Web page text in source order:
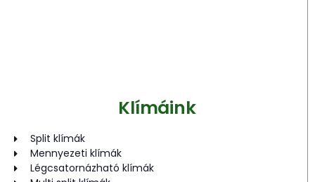
Klímáink
Split klímák
Mennyezeti klímák
Légcsatornázható klímák